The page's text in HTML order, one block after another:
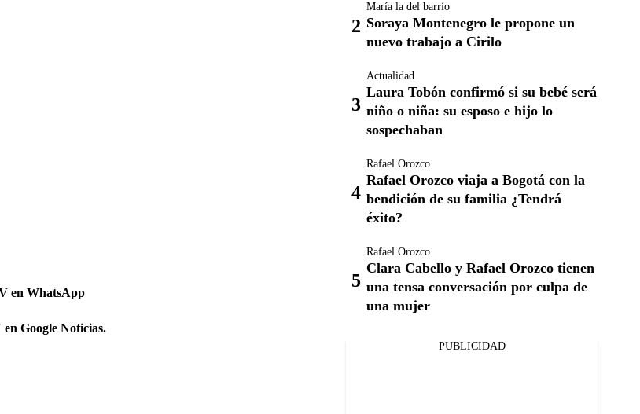
en WhatsApp
Google Noticias.
María la del barrio
Soraya Montenegro le propone un
nuevo trabajo a Cirilo
Actualidad
Laura Tobón confirmó si su bebé será
niño o niña: su esposo e hijo lo
sospechaban
Rafael Orozco
Rafael Orozco viaja a Bogotá con la
bendición de su familia ¿Tendrá
éxito?
Rafael Orozco
Clara Cabello y Rafael Orozco tienen
una tensa conversación por culpa de
una mujer
PUBLICIDAD